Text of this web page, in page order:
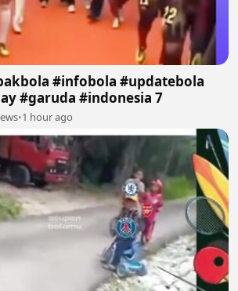
#infobola #updatebola
#garuda #indonesia 7
•1 hour ago